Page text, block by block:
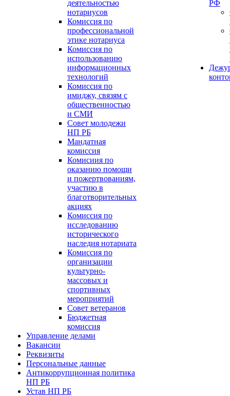
деятельностью
нотариусов
Комиссия по
профессиональной
этике нотариуса
Комиссия по
использованию
информационных
технологий
Комиссия по
имиджу, связям с
общественностью
и СМИ
Совет молодежи
НП РБ
Мандатная
комиссия
Комисиия по
оказанию помощи
и пожертвованиям,
участию в
благотворительных
акциях
Комиссия по
исследованию
исторического
наследия нотариата
Комиссия по
организации
культурно-
массовых и
спортивных
мероприятий
Совет ветеранов
Бюджетная
комиссия
Управление делами
Вакансии
Реквизиты
Персональные данные
Антикоррупционная политика
НП РБ
Устав НП РБ
РФ